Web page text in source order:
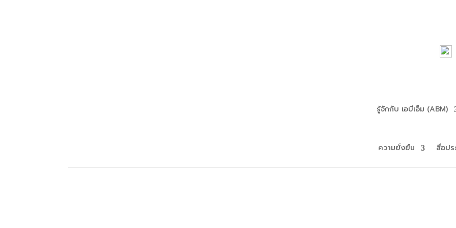
รู้จักกับ เอบีเอ็ม (ABM)
ความยั่งยืน สื่อปร